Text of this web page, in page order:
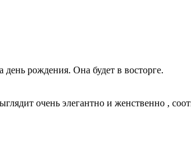
рождения. Она будет в восторге.
очень элегантно и женственно ,